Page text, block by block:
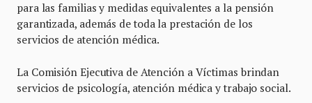
para las familias y medidas equivalentes a la pensión
garantizada, además de toda la prestación de los
servicios de atención médica.
La Comisión Ejecutiva de Atención a Víctimas brindan
servicios de psicología, atención médica y trabajo social.